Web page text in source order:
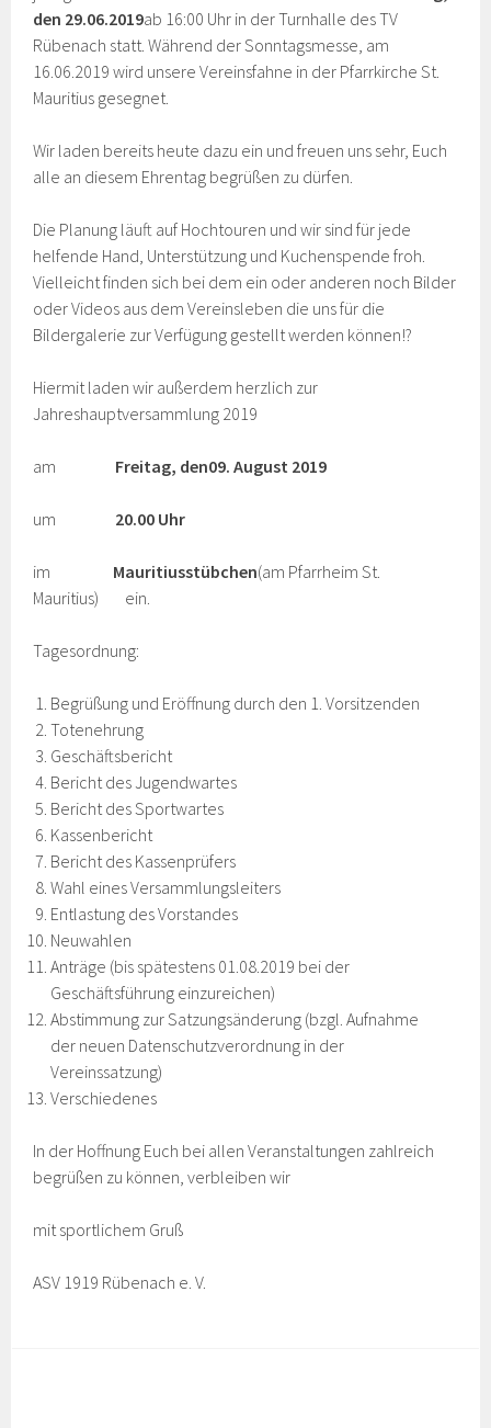
den 29.06.2019ab 16:00 Uhr in der Turnhalle des TV
Rübenach statt. Während der Sonntagsmesse, am
16.06.2019 wird unsere Vereinsfahne in der Pfarrkirche St.
Mauritius gesegnet.
Wir laden bereits heute dazu ein und freuen uns sehr, Euch
alle an diesem Ehrentag begrüßen zu dürfen.
Die Planung läuft auf Hochtouren und wir sind für jede
helfende Hand, Unterstützung und Kuchenspende froh.
Vielleicht finden sich bei dem ein oder anderen noch Bilder
oder Videos aus dem Vereinsleben die uns für die
Bildergalerie zur Verfügung gestellt werden können!?
Hiermit laden wir außerdem herzlich zur
Jahreshauptversammlung 2019
am Freitag, den09. August 2019
um 20.00 Uhr
im Mauritiusstübchen(am Pfarrheim St.
Mauritius)
ein.
Tagesordnung:
Begrüßung und Eröffnung durch den 1. Vorsitzenden
Totenehrung
Geschäftsbericht
Bericht des Jugendwartes
Bericht des Sportwartes
Kassenbericht
Bericht des Kassenprüfers
Wahl eines Versammlungsleiters
Entlastung des Vorstandes
Neuwahlen
Anträge (bis spätestens 01.08.2019 bei der
Geschäftsführung einzureichen)
Abstimmung zur Satzungsänderung (bzgl. Aufnahme
der neuen Datenschutzverordnung in der
Vereinssatzung)
Verschiedenes
In der Hoffnung Euch bei allen Veranstaltungen zahlreich
begrüßen zu können, verbleiben wir
mit sportlichem Gruß
ASV 1919 Rübenach e. V.